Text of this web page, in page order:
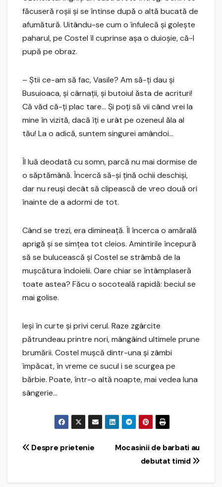
făcuseră roşii şi se întinse după o altă bucată de
afumătură. Uitându-se cum o înfulecă şi goleşte
paharul, pe Costel îl cuprinse aşa o duioşie, că-l
pupă pe obraz.
– Ştii ce-am să fac, Vasile? Am să-ţi dau şi
Busuioaca, şi cârnaţii, şi butoiul ăsta de acrituri!
Că văd că-ţi plac tare… Şi poţi să vii când vrei la
mine în vizită, dacă îţi e urât pe ozeneul ăla al
tău! La o adică, suntem singurei amândoi…
Îl luă deodată cu somn, parcă nu mai dormise de
o săptămână. Încercă să-şi ţină ochii deschişi,
dar nu reuşi decât să clipească de vreo două ori
înainte de a adormi de tot.
Când se trezi, era dimineaţă. Îl încerca o amărală
aprigă şi se simţea tot cleios. Amintirile începură
să se bulucească şi Costel se strâmbă de la
muşcătura îndoielii. Oare chiar se întâmplaseră
toate astea? Făcu o socoteală rapidă: beciul se
mai golise.
Ieşi în curte şi privi cerul. Raze zgârcite
pătrundeau printre nori, mângâind ultimele prune
brumării. Costel muşcă dintr-una şi zâmbi
împăcat, în vreme ce sucul i se scurgea pe
bărbie. Poate, într-o altă noapte, mai vedea luna
sângerie…
Navigare
Mocasinii de barbati au
debutat timid
Despre prietenie